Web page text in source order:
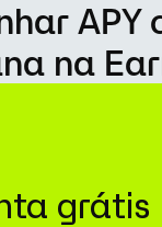
APY
na
grátis